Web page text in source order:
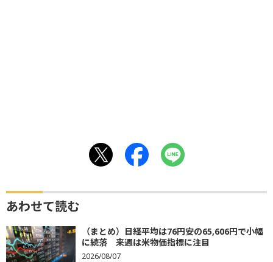
あわせて読む
（まとめ）日経平均は76円安の65,606円で小幅
に続落 来週は米物価指標に注目
2026/08/07